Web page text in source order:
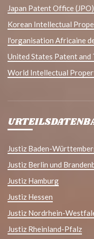
Japan Patent Office (JPO)
Korean Intellectual
l'organisation Africaine
United States Patent and
World Intellectual
Justiz Baden-
Justiz Berlin und
Justiz Hamburg
Justiz Hessen
Justiz Nordrhein-
Justiz Rheinland-Pfalz